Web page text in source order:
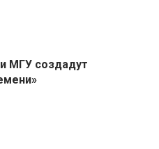
МГУ создадут